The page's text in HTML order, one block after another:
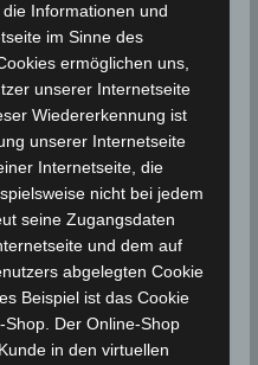
– Sa.,
Views
zwischen Freitag,
Samstag, den 30. Mai
Informationen und
im Sinne des
ermöglichen uns,
unserer Internetseite
Wiedererkennung ist
unserer Internetseite
Internetseite, die
nicht bei jedem
seine Zugangsdaten
und dem auf
abgelegten Cookie
Beispiel ist das Cookie
Der Online-Shop
in den virtuellen